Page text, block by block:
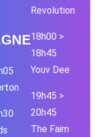
Revolution
18h00 >
18h45
Youv Dee
19h45 >
20h45
The Faim